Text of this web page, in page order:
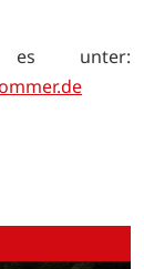
es unter: